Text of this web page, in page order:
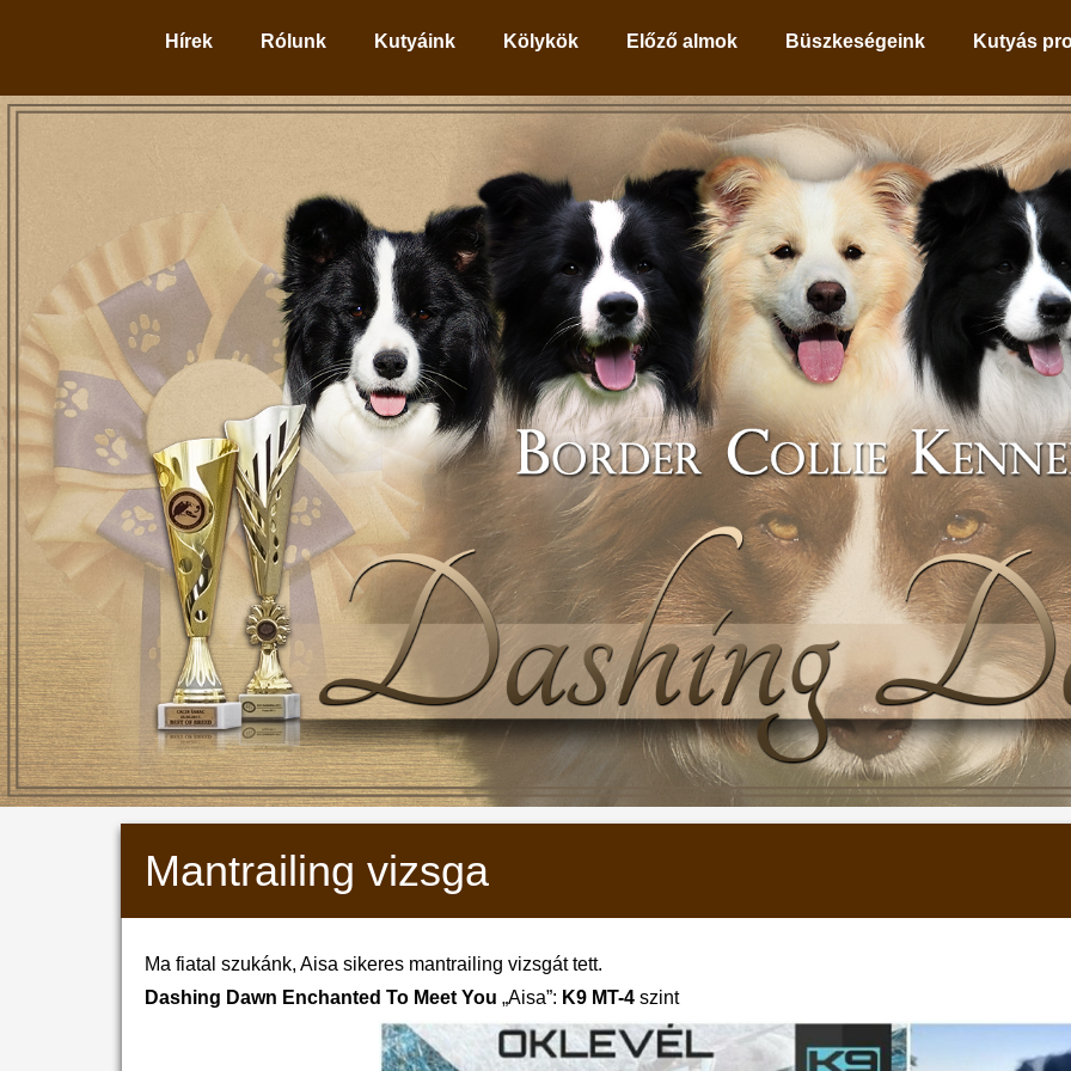
Hírek Rólunk Kutyáink Kölykök Előző almok Büszkeségeink Kutyás
Mantrailing vizsga
Ma fiatal szukánk, Aisa sikeres mantrailing vizsgát tett.
Dashing Dawn Enchanted To Meet You „Aisa”: K9 MT-4 szint